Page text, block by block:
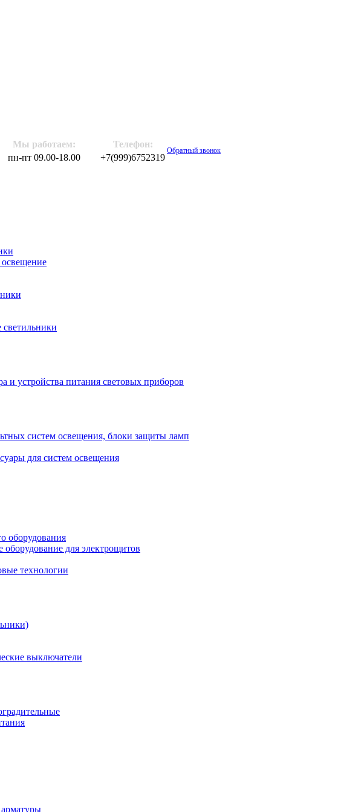
Мы работаем:
Телефон:
пн-пт 09.00-18.00
+7(999)6752319
Обратный звонок
и устройства питания световых приборов
систем освещения, блоки защиты ламп
для систем освещения
оборудования
оборудование для электрощитов
технологии
выключатели